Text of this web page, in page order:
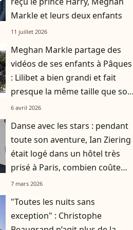
Markle et leurs deux enfants
11 juillet 2026
Meghan Markle partage des
vidéos de ses enfants à Pâques
: Lilibet a bien grandi et fait
presque la même taille que son
frère Archie
6 avril 2026
Danse avec les stars : pendant
toute son aventure, Ian Ziering
était logé dans un hôtel très
prisé à Paris, combien coûte
une nuit dans l'établissement ?
7 mars 2026
"Toutes les nuits sans
exception" : Christophe